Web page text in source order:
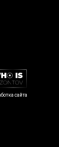
сайта